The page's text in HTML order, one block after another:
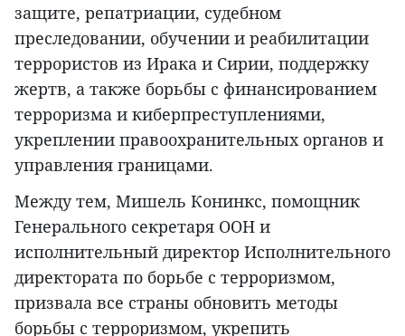
защите, репатриации, судебном
преследовании, обучении и реабилитации
террористов из Ирака и Сирии, поддержку
жертв, а также борьбы с финансированием
терроризма и киберпреступлениями,
укреплении правоохранительных органов и
управления границами.
Между тем, Мишель Конинкс, помощник
Генерального секретаря ООН и
исполнительный директор Исполнительного
директората по борьбе с терроризмом,
призвала все страны обновить методы
борьбы с терроризмом, укрепить